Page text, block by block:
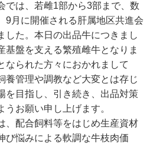
では、若雌1部から3部まで、数
9月に開催される肝属地区共進会
した。本日の出品牛につきまし
基盤を支える繁殖雌牛となりま
なられた方々におかれまして
養管理や調教など大変とは存じ
を目指し、引き続き、出品対策
お願い申し上げます。
、配合飼料等をはじめ生産資材
び悩みによる軟調な牛枝肉価